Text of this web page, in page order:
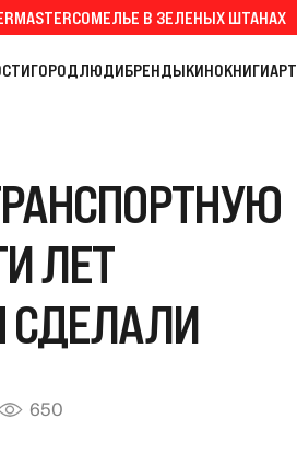
СОМЕЛЬЕ В ЗЕЛЕНЫХ ШТАНАХ
ГОРОДЛЮДИБРЕНДЫКИНОКНИГИАРТ
ЛЕТ
СДЕЛАЛИ
650